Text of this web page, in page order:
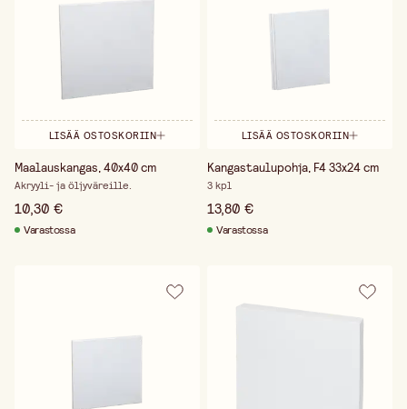
LISÄÄ OSTOSKORIIN
Maalauskangas, 40x40 cm
Akryyli- ja öljyväreille.
10,30 €
Varastossa
LISÄÄ OSTOSKORIIN
Kangastaulupohja, F4 33x24 cm
3 kpl
13,80 €
Varastossa